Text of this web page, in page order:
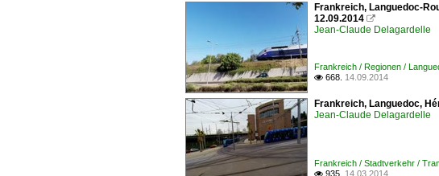
Frankreich, Languedoc-
12.09.2014 
Jean-Claude Delagardelle
Frankreich / Regionen /
 668. 14.09.2014
Frankreich, Languedoc,
Jean-Claude Delagardelle
Frankreich / Stadtverkehr /
 935. 14.03.2014